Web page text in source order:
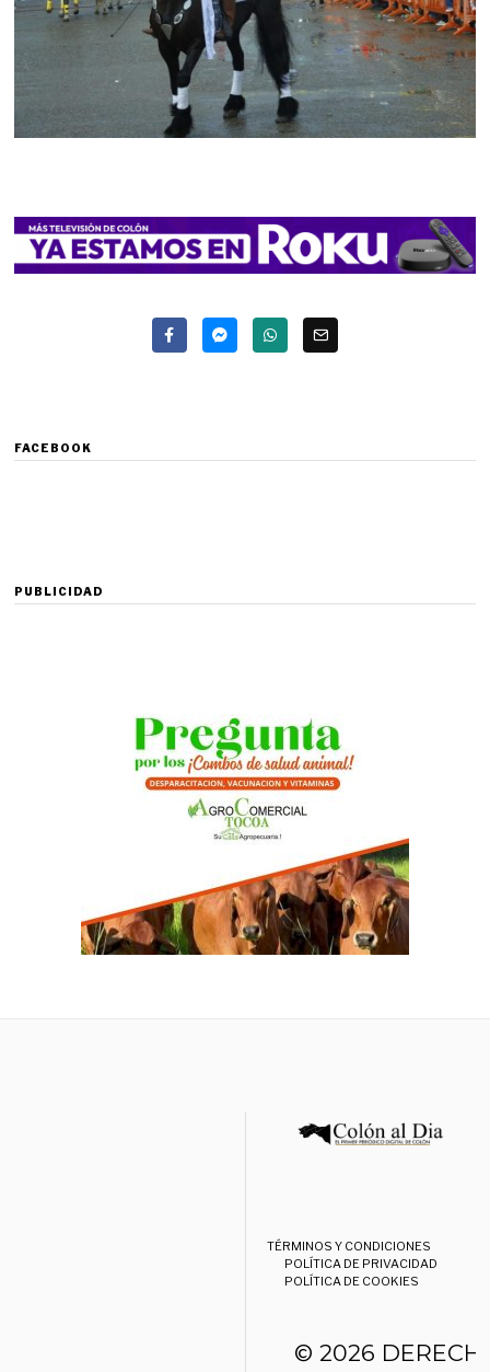
FACEBOOK
PUBLICIDAD
TÉRMINOS Y CONDICIONES
POLÍTICA DE PRIVACIDAD
POLÍTICA DE COOKIES
© 2026